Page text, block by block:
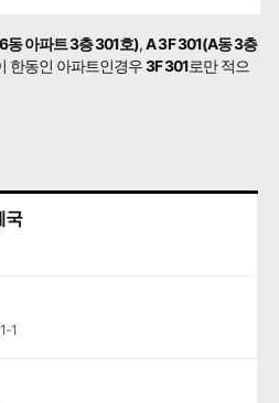
동 아파트 3층 301호),A 3F 301(A동 3층
한동인 아파트인경우3F 301로만 적으
국
1